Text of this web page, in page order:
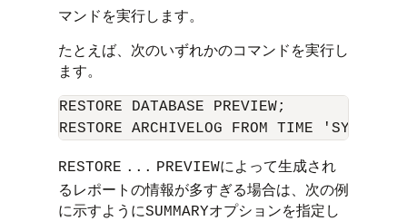
マンドを実行します。
たとえば、次のいずれかのコマンドを実行し
ます。
RESTORE DATABASE PREVIEW;
RESTORE ... PREVIEWによって生成され
るレポートの情報が多すぎる場合は、次の例
に示すようにSUMMARYオプションを指定し